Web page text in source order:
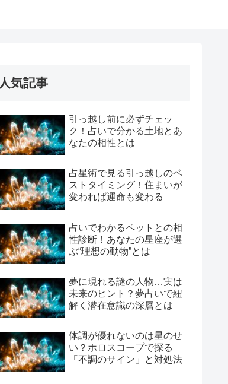
人気記事
引っ越し前に必ずチェッ
ク！占いで分かる土地とあ
なたの相性とは
占星術で見る引っ越しのベ
ストタイミング！住まいが
変われば運命も変わる
占いでわかるペットとの相
性診断！あなたの星座が選
ぶ“理想の動物”とは
夢に現れる謎の人物…実は
未来のヒント？夢占いで紐
解く潜在意識の深層とは
体調が優れないのは星のせ
い？ホロスコープで探る
「不調のサイン」と対処法